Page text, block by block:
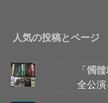
人気の投稿とページ
「髑
全公